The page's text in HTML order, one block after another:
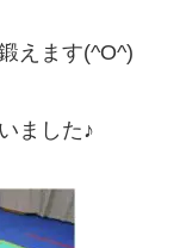
えます(^O^)
ました♪